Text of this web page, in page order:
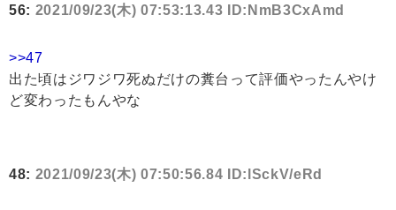
56: 2021/09/23(木) 07:53:13.43 ID:NmB3CxAmd
>>47
出た頃はジワジワ死ぬだけの糞台って評価やったんやけ
ど変わったもんやな
48: 2021/09/23(木) 07:50:56.84 ID:lSckV/eRd